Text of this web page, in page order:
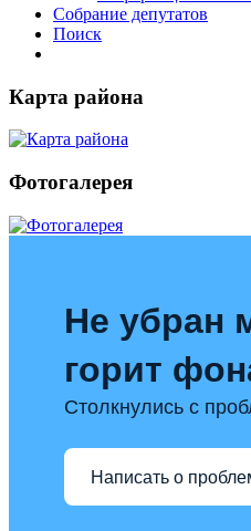
Собрание депутатов
Поиск
Карта района
Фотогалерея
Не убран
горит
Столкнулись с
Написать о